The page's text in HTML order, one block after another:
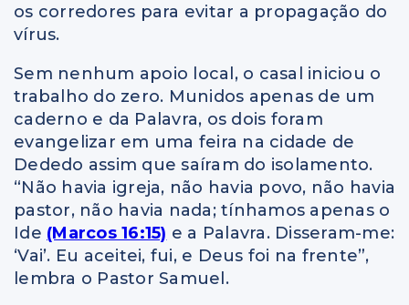
os corredores para evitar a propagação do
vírus.
Sem nenhum apoio local, o casal iniciou o
trabalho do zero. Munidos apenas de um
caderno e da Palavra, os dois foram
evangelizar em uma feira na cidade de
Dededo assim que saíram do isolamento.
“Não havia igreja, não havia povo, não havia
pastor, não havia nada; tínhamos apenas o
Ide (Marcos 16:15) e a Palavra. Disseram-me:
‘Vai’. Eu aceitei, fui, e Deus foi na frente”,
lembra o Pastor Samuel.